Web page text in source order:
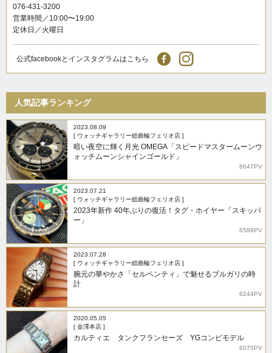
076-431-3200
営業時間／10:00〜19:00
定休日／火曜日
公式facebookとインスタグラムはこちら
人気記事ランキング
2023.08.09
[ ウォッチギャラリー総曲輪フェリオ店 ]
暗い夜空に輝く月光 OMEGA「スピードマスタームーンウ
ォッチムーンシャインゴールド」
8647PV
2023.07.21
[ ウォッチギャラリー総曲輪フェリオ店 ]
2023年新作 40年ぶりの復活！タグ・ホイヤー「スキッパ
ー」
6588PV
2023.07.28
[ ウォッチギャラリー総曲輪フェリオ店 ]
腕元の華やかさ「セルペンティ」で魅せるブルガリの時
計
6244PV
2020.05.05
[ 金澤本店 ]
カルティエ タンクフランセーズ YGコンビモデル
6075PV